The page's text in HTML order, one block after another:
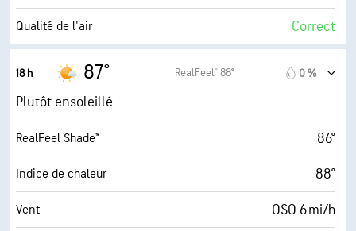
Couverture nuageuse 11 %
Qualité de l'air Correct
Indice UV maximal
Rafales
Humidité 43 %
Point de rosée 64° F
AccuLumen Brightness Index™ 9 (Très forte)
18 h 87° RealFeel® 88° 0 %
Plutôt ensoleillé
RealFeel Shade™ 86°
Indice de chaleur 88°
Vent OSO 6 mi/h